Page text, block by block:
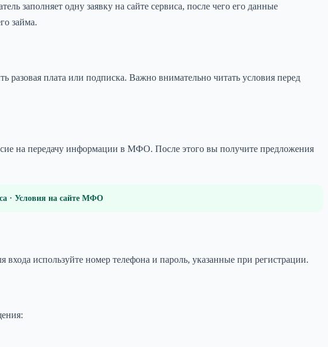
одну заявку на сайте сервиса, после чего его данные
займа.
плата или подписка. Важно внимательно читать условия перед
на передачу информации в МФО. После этого вы получите предложения
· Условия на сайте МФО
используйте номер телефона и пароль, указанные при регистрации.